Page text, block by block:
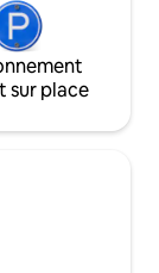
sur place